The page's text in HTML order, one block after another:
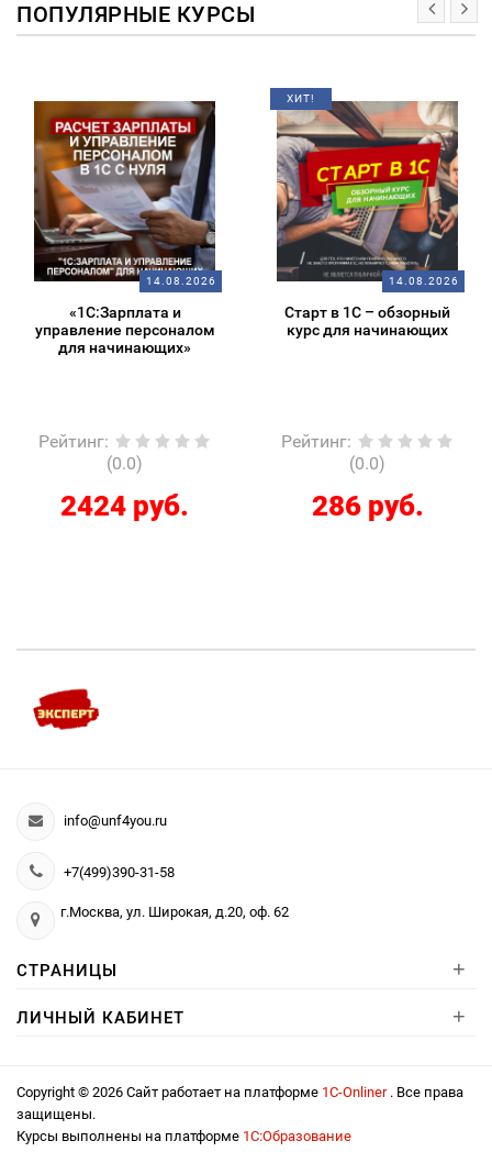
ПОПУЛЯРНЫЕ КУРСЫ
14.08.2026
«1С:Зарплата и
управление персоналом
для начинающих»
Рейтинг:
(0.0)
2424 руб.
ХИТ!
14.08.2026
Старт в 1С – обзорный
курс для начинающих
Рейтинг:
(0.0)
286 руб.
info@unf4you.ru
+7(499)390-31-58
г.Москва, ул. Широкая, д.20, оф. 62
СТРАНИЦЫ +
ЛИЧНЫЙ КАБИНЕТ +
Copyright © 2026 Сайт работает на платформе 1С-Onliner . Все права
защищены.
Курсы выполнены на платформе 1С:Образование